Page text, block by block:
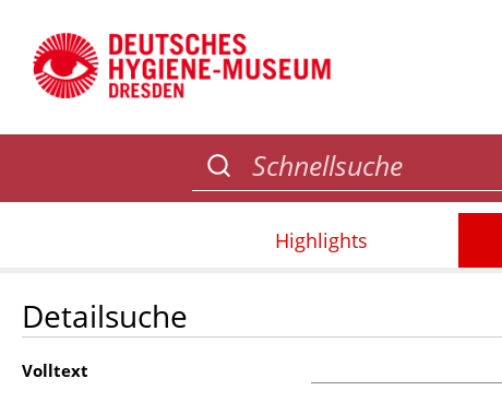
Highlights
Detailsuche
Volltext